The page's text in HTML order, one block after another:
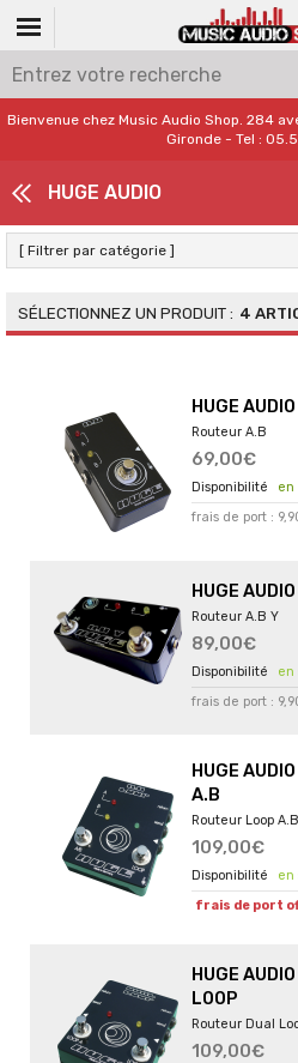
Bienvenue chez Music Audio Shop. 284
Gironde - Tel :
HUGE AUDIO
[ Filtrer par catégorie ]
4
HUGE
Routeur A.B
69,00€
en
frais de port :
HUGE
Routeur A.B Y
89,00€
en
frais de port :
HUGE
A.B
Routeur Loop A.B
109,00€
en
frais de port
HUGE
LOOP
Routeur Dual
109,00€